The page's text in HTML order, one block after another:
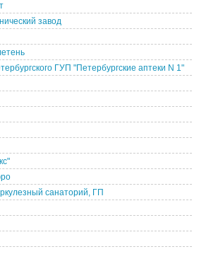
завод
ГУП "Петербургские аптеки N 1"
санаторий, ГП